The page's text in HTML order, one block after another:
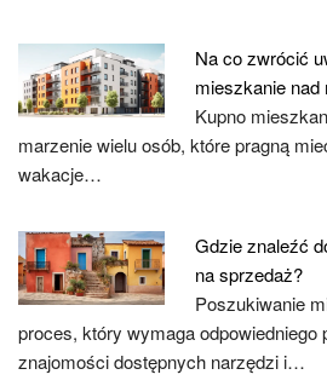
Na co zwrócić
mieszkanie nad
Kupno
marzenie wielu osób, które pragną
wakacje…
Gdzie znaleźć
na sprzedaż?
Poszukiwanie
proces, który wymaga odpowiedniego
znajomości dostępnych narzędzi i…